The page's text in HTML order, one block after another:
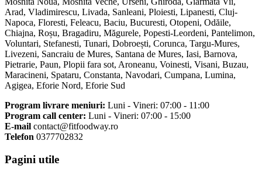
Arad, Vladimirescu, Livada, Sanleani, Ploiesti, Lipanesti, Cluj-
Napoca, Floresti, Feleacu, Baciu, Bucuresti, Otopeni, Odăile,
Chiajna, Roșu, Bragadiru, Măgurele, Popesti-Leordeni, Pantelimon,
Voluntari, Stefanesti, Tunari, Dobroești, Corunca, Targu-Mures,
Livezeni, Sancraiu de Mures, Santana de Mures, Iasi, Barnova,
Pietrarie, Paun, Plopii fara sot, Aroneanu, Voinesti, Visani, Buzau,
Maracineni, Spataru, Constanta, Navodari, Cumpana, Lumina,
Agigea, Eforie Nord, Eforie Sud
Program livrare meniuri: Luni - Vineri: 07:00 - 11:00
Program call center: Luni - Vineri: 07:00 - 15:00
E-mail contact@fitfoodway.ro
Telefon 0377702832
Pagini utile